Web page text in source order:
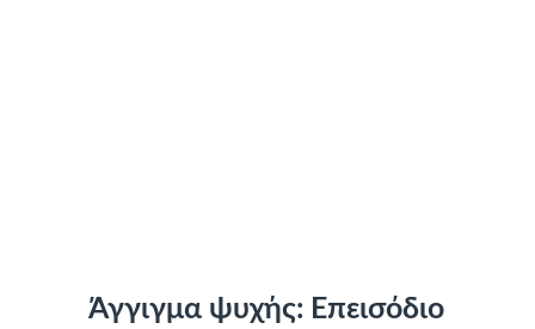
Άγγιγμα ψυχής: Επεισόδιο